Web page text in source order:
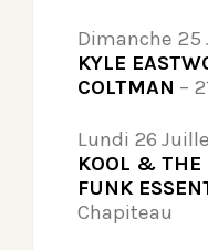
Dimanche 25
KYLE
COLTMAN –
Lundi 26
KOOL & THE
FUNK
Chapiteau